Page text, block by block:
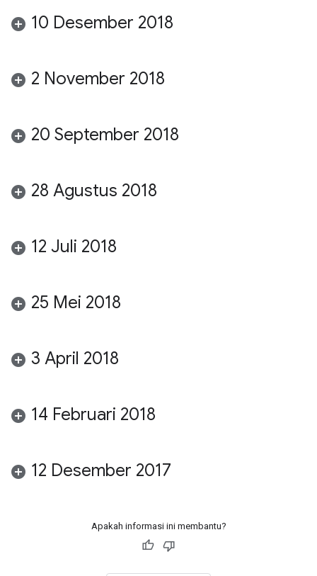
10 Desember 2018
2 November 2018
20 September 2018
28 Agustus 2018
12 Juli 2018
25 Mei 2018
3 April 2018
14 Februari 2018
12 Desember 2017
Apakah informasi ini membantu?